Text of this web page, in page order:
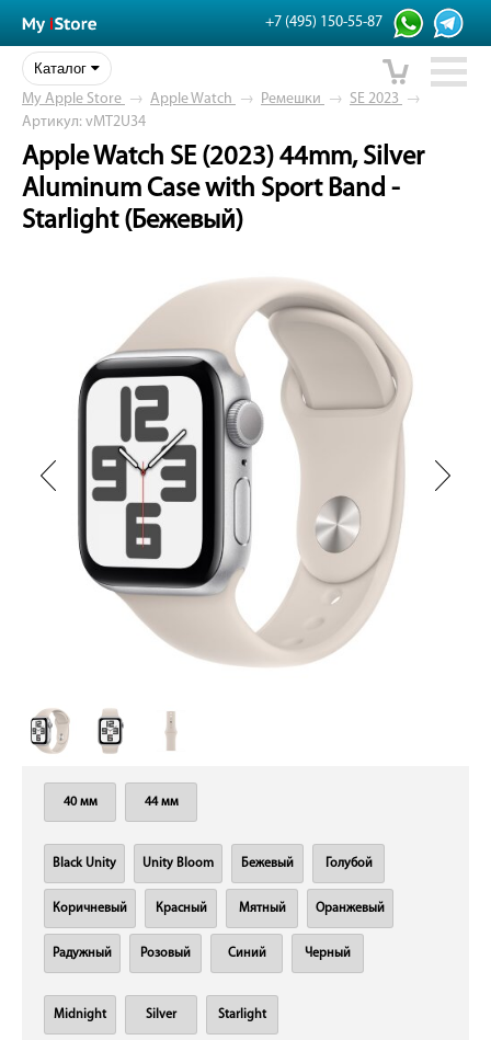
+7 (495) 150-55-87
Каталог
My Apple Store → Apple Watch → Ремешки → SE 2023 →
Артикул: vMT2U34
Apple Watch SE (2023) 44mm, Silver
Aluminum Case with Sport Band -
Starlight (Бежевый)
40 мм 44 мм
Black Unity Unity Bloom Бежевый Голубой
Коричневый Красный Мятный Оранжевый
Радужный Розовый Синий Черный
Midnight Silver Starlight